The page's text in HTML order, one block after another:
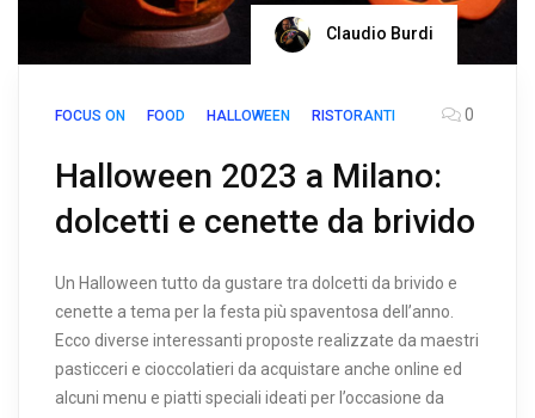
Claudio Burdi
FOCUS ON FOOD HALLOWEEN RISTORANTI 0
Halloween 2023 a Milano:
dolcetti e cenette da brivido
Un Halloween tutto da gustare tra dolcetti da brivido e
cenette a tema per la festa più spaventosa dell’anno.
Ecco diverse interessanti proposte realizzate da maestri
pasticceri e cioccolatieri da acquistare anche online ed
alcuni menu e piatti speciali ideati per l’occasione da